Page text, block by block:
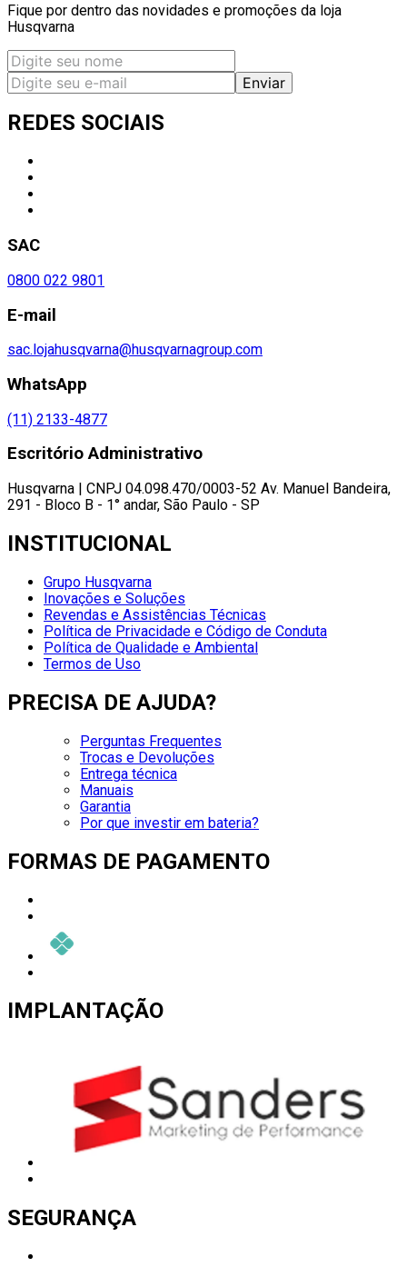
Fique por dentro das novidades e promoções da loja
Husqvarna
Enviar
REDES SOCIAIS
SAC
0800 022 9801
E-mail
sac.lojahusqvarna@husqvarnagroup.com
WhatsApp
(11) 2133-4877
Escritório Administrativo
Husqvarna | CNPJ 04.098.470/0003-52 Av. Manuel Bandeira,
291 - Bloco B - 1° andar, São Paulo - SP
INSTITUCIONAL
Grupo Husqvarna
Inovações e Soluções
Revendas e Assistências Técnicas
Política de Privacidade e Código de Conduta
Política de Qualidade e Ambiental
Termos de Uso
PRECISA DE AJUDA?
Perguntas Frequentes
Trocas e Devoluções
Entrega técnica
Manuais
Garantia
Por que investir em bateria?
FORMAS DE PAGAMENTO
IMPLANTAÇÃO
SEGURANÇA